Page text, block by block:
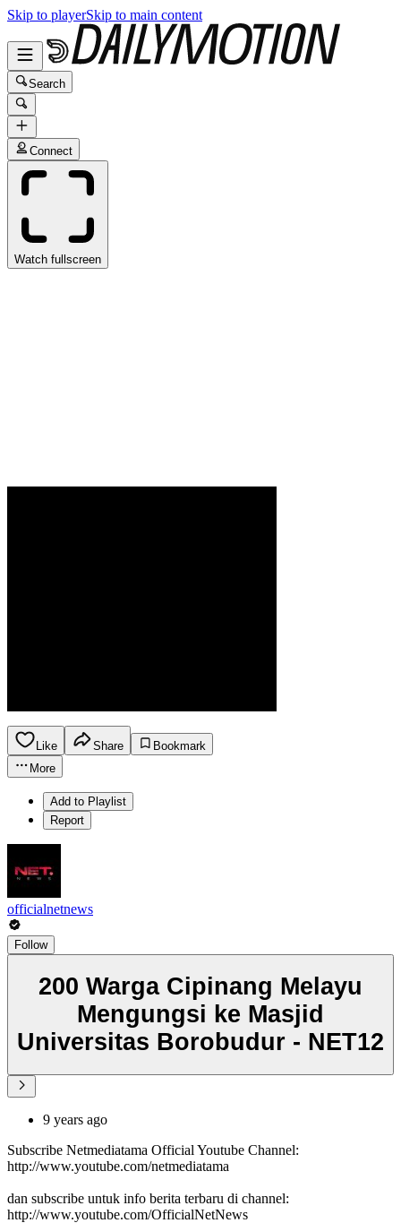
Skip to playerSkip to main content
Search
Connect
Watch fullscreen
Like Share
Bookmark
More
Add to Playlist
Report
officialnetnews
Follow
200 Warga Cipinang Melayu
Mengungsi ke Masjid
Universitas Borobudur - NET12
9 years ago
Subscribe Netmediatama Official Youtube Channel:
http://www.youtube.com/netmediatama
dan subscribe untuk info berita terbaru di channel:
http://www.youtube.com/OfficialNetNews